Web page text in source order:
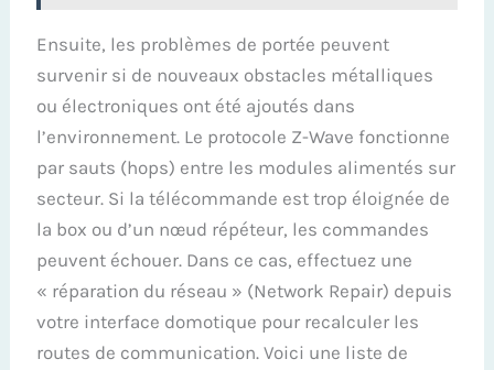
Ensuite, les problèmes de portée peuvent
survenir si de nouveaux obstacles métalliques
ou électroniques ont été ajoutés dans
l’environnement. Le protocole Z-Wave fonctionne
par sauts (hops) entre les modules alimentés sur
secteur. Si la télécommande est trop éloignée de
la box ou d’un nœud répéteur, les commandes
peuvent échouer. Dans ce cas, effectuez une
« réparation du réseau » (Network Repair) depuis
votre interface domotique pour recalculer les
routes de communication. Voici une liste de